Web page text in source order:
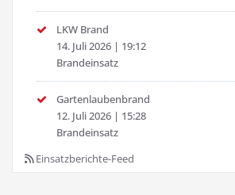
LKW Brand
14. Juli 2026 | 19:12
Brandeinsatz
Gartenlaubenbrand
12. Juli 2026 | 15:28
Brandeinsatz
Einsatzberichte-Feed